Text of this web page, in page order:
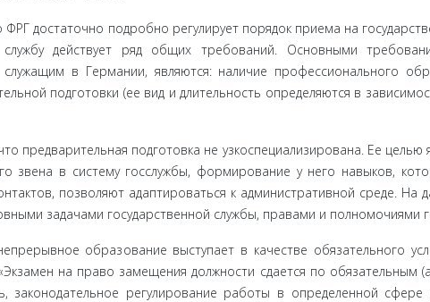
ФРГ достаточно подробно регулирует порядок приема на
службу действует ряд общих требований. Основными
служащим в Германии, являются: нали­чие профессионального
подготовки (ее вид и длительность определяются в
предварительная подготовка не узкоспециализирована. Ее целью
звена в систему госслужбы, формирование у него навыков,
позволяют адаптиро­ваться к административной среде. На
задачами государствен­ной службы, правами и полномочиями
образование выступает в качестве обязательного
на право замещения должности сдается по обязательным
законодательное регулирование работы в определенной сфере